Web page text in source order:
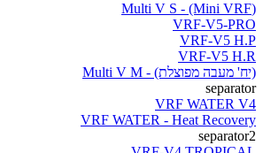
(Multi V S - (Mini VRF
VRF-V5-PRO
VRF-V5 H.P
VRF-V5 H.R
(יח' מעבה מפוצלת) - Multi V M
separator
VRF WATER V4
VRF WATER - Heat Recovery
separator2